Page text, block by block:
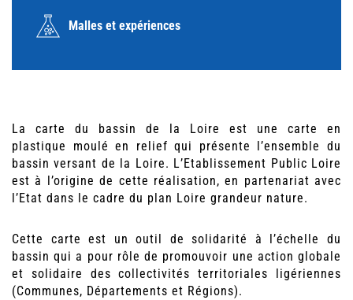
Malles et expériences
La carte du bassin de la Loire est une carte en
plastique moulé en relief qui présente l’ensemble du
bassin versant de la Loire. L’Etablissement Public Loire
est à l’origine de cette réalisation, en partenariat avec
l’Etat dans le cadre du plan Loire grandeur nature.
Cette carte est un outil de solidarité à l’échelle du
bassin qui a pour rôle de promouvoir une action globale
et solidaire des collectivités territoriales ligériennes
(Communes, Départements et Régions).